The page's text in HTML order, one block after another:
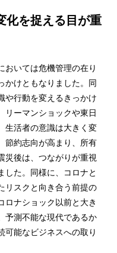
化を捉える目が重
おいては危機管理の在り
かけともなりました。同
や行動を変えるきっかけ
リーマンショックや東日
生活者の意識は大きく変
節約志向が高まり、所有
災後は、つながりが重視
した。同様に、コロナと
リスクと向き合う前提の
ロナショック以前と大き
予測不能な現代であるか
可能なビジネスへの取り